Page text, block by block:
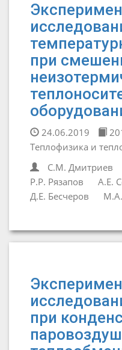
при
24.06.2019
Теплофизика и
С.М. Дмитриев
Р.Р. Рязапов
А.Е.
Д.Е. Бесчеров
при